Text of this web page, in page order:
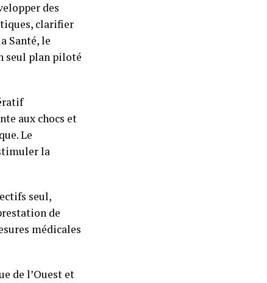
des
clarifier
Santé, le
seul plan piloté
aux chocs et
Le
la
seul,
de
médicales
de l’Ouest et